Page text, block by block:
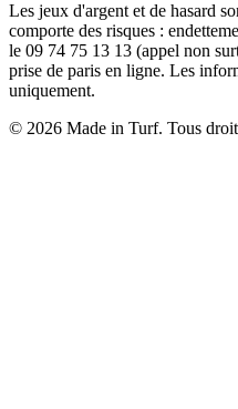
Les jeux d'argent et de hasard
comporte des risques :
le 09 74 75 13 13 (appel non
prise de paris en ligne. Les
uniquement.
© 2026 Made in Turf. Tous